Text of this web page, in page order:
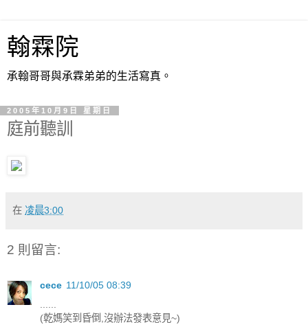
翰霖院
承翰哥哥與承霖弟弟的生活寫真。
2005年10月9日 星期日
庭前聽訓
在 凌晨3:00
2 則留言:
cece 11/10/05 08:39
(乾媽笑到昏倒,沒辦法發表意見~)